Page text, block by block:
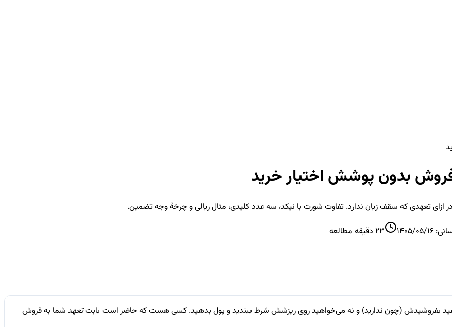
ازای تعهدی که سقف زیان ندارد. تفاوت شورت با نیکد، سه عدد کلیدی، مثال ریالی و چرخهٔ وجه تضمین.
1405/05/16
23 دقیقه مطالعه
بفروشیدش (چون ندارید) و نه می‌خواهید روی ریزشش شرط ببندید و پول بدهید. کسی هست که حاضر است بابتتعهد شما به فروش